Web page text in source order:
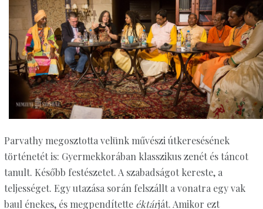
Parvathy megosztotta velünk művészi útkeresésének
történetét is: Gyermekkorában klasszikus zenét és táncot
tanult. Később festészetet. A szabadságot kereste, a
teljességet. Egy utazása során felszállt a vonatra egy vak
baul énekes, és megpendítette éktárját. Amikor ezt